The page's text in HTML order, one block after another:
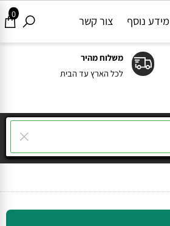
משלוח מהיר
לכל הארץ עד הבית
0 מידע נוסף צור קשר